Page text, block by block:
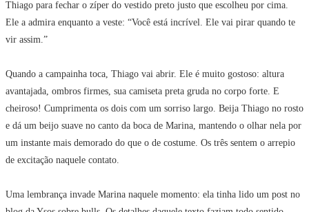
Thiago para fechar o zíper do vestido preto justo que escolheu por cima.
Ele a admira enquanto a veste: “Você está incrível. Ele vai pirar quando te
vir assim.”
Quando a campainha toca, Thiago vai abrir. Ele é muito gostoso: altura
avantajada, ombros firmes, sua camiseta preta gruda no corpo forte. E
cheiroso! Cumprimenta os dois com um sorriso largo. Beija Thiago no rosto
e dá um beijo suave no canto da boca de Marina, mantendo o olhar nela por
um instante mais demorado do que o de costume. Os três sentem o arrepio
de excitação naquele contato.
Uma lembrança invade Marina naquele momento: ela tinha lido um post no